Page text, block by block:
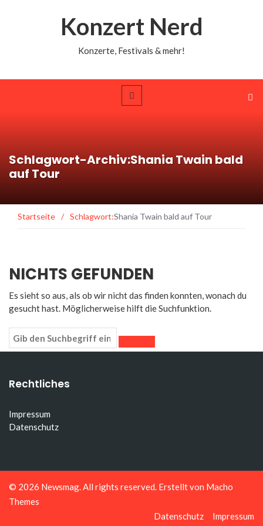
Konzert Nerd
Konzerte, Festivals & mehr!
Schlagwort-Archiv:Shania Twain bald
auf Tour
Startseite / Schlagwort:Shania Twain bald auf Tour
NICHTS GEFUNDEN
Es sieht so aus, als ob wir nicht das finden konnten, wonach du
gesucht hast. Möglicherweise hilft die Suchfunktion.
Rechtliches
Impressum
Datenschutz
© 2026 Newsmag . All rights reserved. Erstellt von Macho
Themes
Datenschutz
Impressum